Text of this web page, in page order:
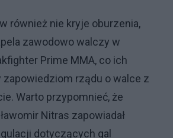
również nie kryje oburzenia,
zawodowo walczy w
Prime MMA, co ich
rządu o walce z
Warto przypomnieć, że
Nitras zapowiadał
dotyczących gal